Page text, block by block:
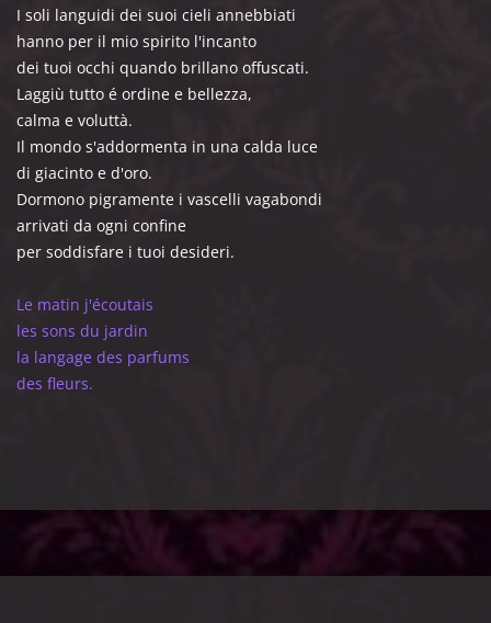
I soli languidi dei suoi cieli annebbiati
hanno per il mio spirito l'incanto
dei tuoi occhi quando brillano offuscati.
Laggiù tutto é ordine e bellezza,
calma e voluttà.
Il mondo s'addormenta in una calda luce
di giacinto e d'oro.
Dormono pigramente i vascelli vagabondi
arrivati da ogni confine
per soddisfare i tuoi desideri.
Le matin j'écoutais
les sons du jardin
la langage des parfums
des fleurs.